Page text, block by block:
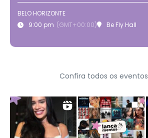
BELO HORIZONTE
9:00 pm (GMT+00:00) Be Fly Hall
Confira todos os eventos